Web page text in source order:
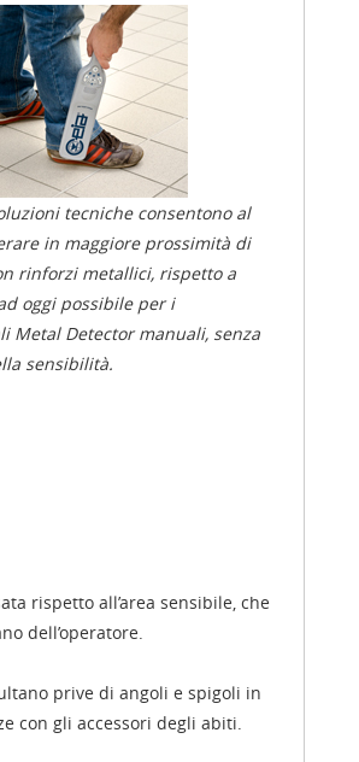
tecniche consentono al
in maggiore prossimità di
rinforzi metallici, rispetto a
oggi possibile per i
Metal Detector manuali, senza
sensibilità.
rispetto all’area sensibile, che
dell’operatore.
prive di angoli e spigoli in
con gli accessori degli abiti.